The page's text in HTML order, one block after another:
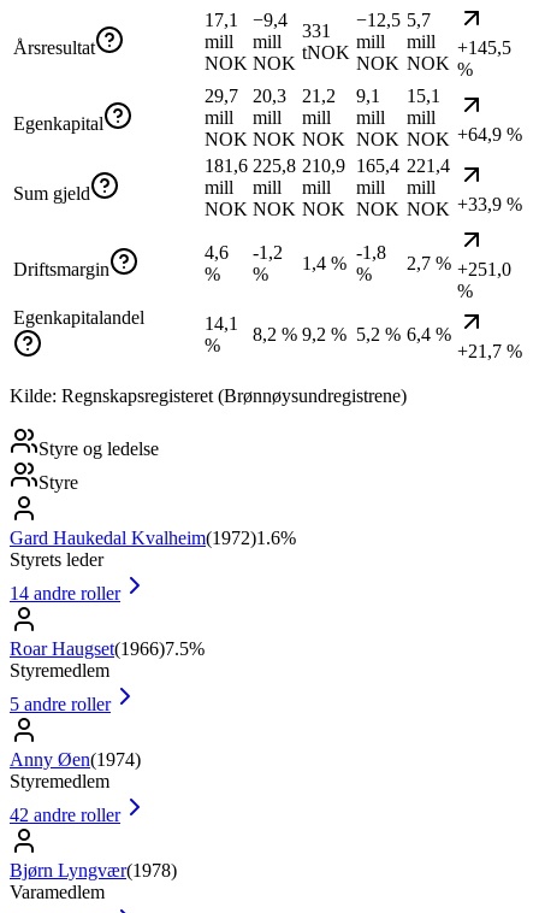
Årsresultat
17,1
mill
NOK
−9,4
mill
NOK
331
tNOK
−12,5
mill
NOK
5,7
mill
NOK
+145,5
%
Egenkapital
29,7
mill
NOK
20,3
mill
NOK
21,2
mill
NOK
9,1
mill
NOK
15,1
mill
NOK +64,9 %
Sum gjeld
181,6
mill
NOK
225,8
mill
NOK
210,9
mill
NOK
165,4
mill
NOK
221,4
mill
NOK +33,9 %
Driftsmargin
4,6
%
-1,2
%
1,4 %
-1,8
%
2,7 % +251,0
%
Egenkapitalandel
14,1
%
8,2 % 9,2 % 5,2 % 6,4 %
+21,7 %
Kilde: Regnskapsregisteret (Brønnøysundregistrene)
Styre og ledelse
Styre
Gard Haukedal Kvalheim(1972)1.6%
Styrets leder
14 andre roller
Roar Haugset(1966)7.5%
Styremedlem
5 andre roller
Anny Øen(1974)
Styremedlem
42 andre roller
Bjørn Lyngvær(1978)
Varamedlem